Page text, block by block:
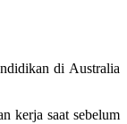
di Australia
kerja saat sebelum